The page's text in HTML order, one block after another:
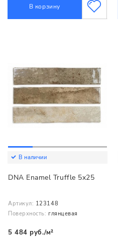
В корзину
В наличии
DNA Enamel Truffle 5x25
Артикул: 123148
Поверхность: глянцевая
5 484 руб./м²